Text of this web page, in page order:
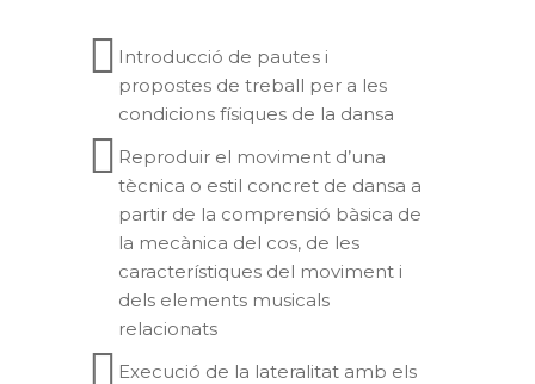
Introducció de pautes i
propostes de treball per a les
condicions físiques de la dansa
Reproduir el moviment d’una
tècnica o estil concret de dansa a
partir de la comprensió bàsica de
la mecànica del cos, de les
característiques del moviment i
dels elements musicals
relacionats
Execució de la lateralitat amb els